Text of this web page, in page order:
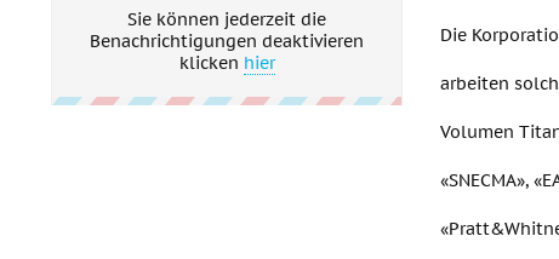
Sie können jederzeit die
Benachrichtigungen deaktivieren
klicken hier
Die
arbeiten
Volumen
«SNECMA»,